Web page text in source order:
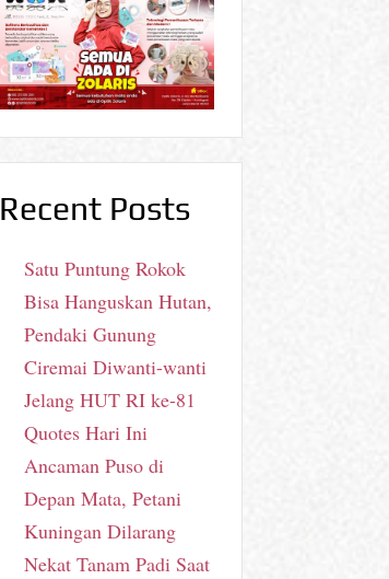
Recent Posts
Satu Puntung Rokok
Bisa Hanguskan Hutan,
Pendaki Gunung
Ciremai Diwanti-wanti
Jelang HUT RI ke-81
Quotes Hari Ini
Ancaman Puso di
Depan Mata, Petani
Kuningan Dilarang
Nekat Tanam Padi Saat